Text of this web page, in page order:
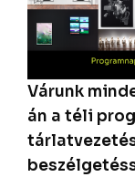
Várunk
án a téli